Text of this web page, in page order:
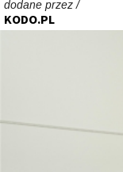
dodane przez /
KODO.PL